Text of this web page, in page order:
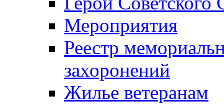
Мероприятия
Реестр
захоронений
Жилье ветеранам